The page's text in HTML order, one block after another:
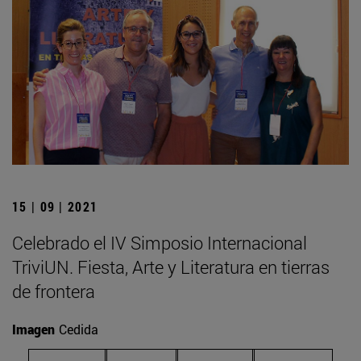
15 | 09 | 2021
Celebrado el IV Simposio Internacional
TriviUN. Fiesta, Arte y Literatura en tierras
de frontera
Imagen Cedida